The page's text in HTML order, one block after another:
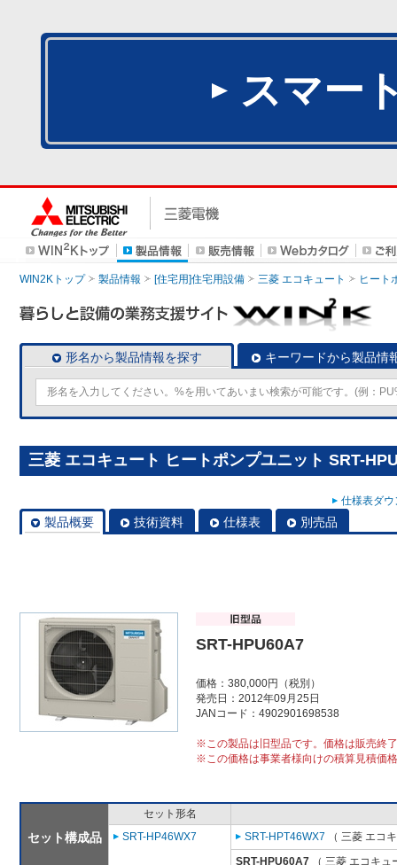
スマー
WIN2Kトップ 製品情報 [住宅用]住宅用設備 三菱 エコキュート ヒート
形名から製品情報を探す キーワードから製品情
三菱 エコキュート ヒートポンプユニット SRT-
仕様表ダ
製品概要 技術資料 仕様表 別売品
SRT-HPU60A7
価格：380,000円（税別）
発売日：2012年09月25日
JANコード：4902901698538
※この製品は旧型品です。価格は販売終
※この価格は事業者様向けの積算見積価
セット構成品
セット形名
SRT-HP46WX7
SRT-HPT46WX7 （ 三菱 エコ
SRT-HPU60A7 （ 三菱 エコキ